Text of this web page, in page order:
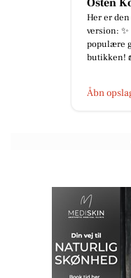
Her er
version: ✨
populære
butikken!
Åbn